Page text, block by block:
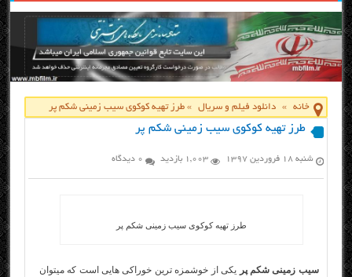
خانه » دانلود فیلم و سریال »طرز تهیه کوکوی سیب زمینی شکم پر
طرز تهیه کوکوی سیب زمینی شکم پر
شنبه ۱۸ فروردین ۱۳۹۷ 1,003 بازدید 0 دیدگاه
طرز تهیه کوکوی سیب زمینی شکم پر
سیب زمینی شکم پر یکی از خوشمزه ترین خوراکی هایی است که میتوان